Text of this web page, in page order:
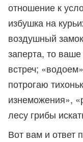
отношение к
избушка на
воздушный
заперта, то
встреч;
потрогаю
изнеможения»,
лесу грибы
Вот вам и ответ